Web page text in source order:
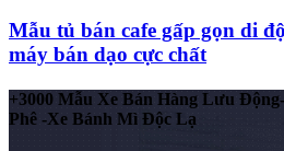
Mẫu tủ bán cafe gấp gọn di
máy bán dạo cực chất
+3000 Mẫu Xe Bán Hàng Lưu
Phê -Xe Bánh Mì Độc Lạ